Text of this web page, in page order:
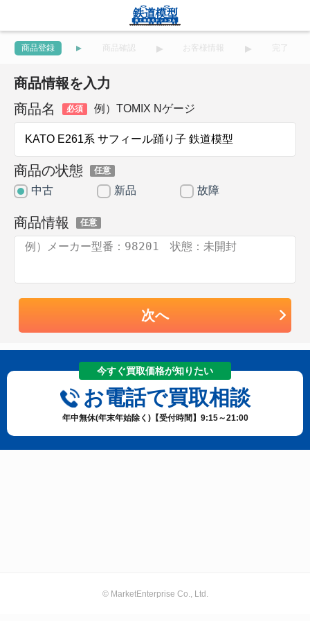
商品登録 商品確認 お客様情報 完了
商品情報を入力
商品名
必須 例）TOMIX Nゲージ
商品の状態 任意
中古 新品 故障
商品情報 任意
次へ
今すぐ買取価格が知りたい
お電話で買取相談
年中無休(年末年始除く)【受付時間】9:15～21:00
© MarketEnterprise Co., Ltd.